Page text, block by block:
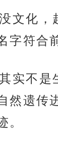
文化，
字符合
实不是
然遗传
。